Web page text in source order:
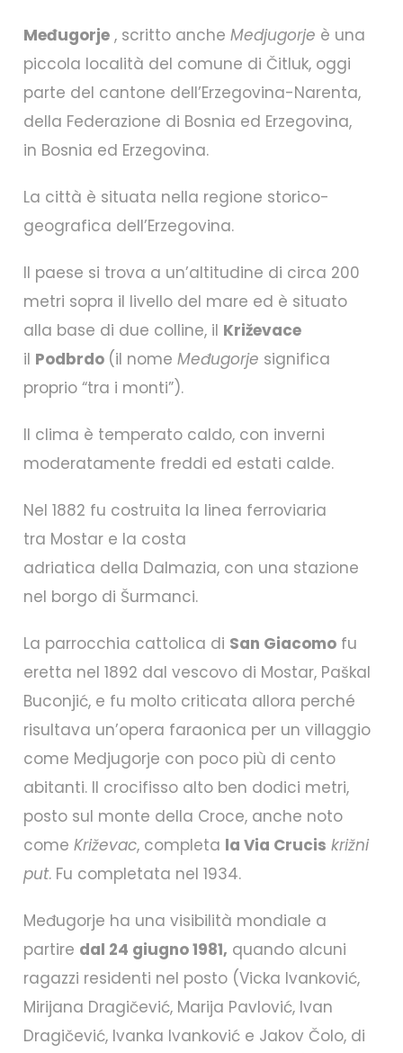
Međugorje , scritto anche Medjugorje è una
piccola località del comune di Čitluk, oggi
parte del cantone dell’Erzegovina-Narenta,
della Federazione di Bosnia ed Erzegovina,
in Bosnia ed Erzegovina.
La città è situata nella regione storico-
geografica dell’Erzegovina.
Il paese si trova a un’altitudine di circa 200
metri sopra il livello del mare ed è situato
alla base di due colline, il Križevace
il Podbrdo (il nome Međugorje significa
proprio “tra i monti”).
Il clima è temperato caldo, con inverni
moderatamente freddi ed estati calde.
Nel 1882 fu costruita la linea ferroviaria
tra Mostar e la costa
adriatica della Dalmazia, con una stazione
nel borgo di Šurmanci.
La parrocchia cattolica di San Giacomo fu
eretta nel 1892 dal vescovo di Mostar, Paškal
Buconjić, e fu molto criticata allora perché
risultava un’opera faraonica per un villaggio
come Medjugorje con poco più di cento
abitanti. Il crocifisso alto ben dodici metri,
posto sul monte della Croce, anche noto
come Križevac, completa la Via Crucis križni
put. Fu completata nel 1934.
Međugorje ha una visibilità mondiale a
partire dal 24 giugno 1981, quando alcuni
ragazzi residenti nel posto (Vicka Ivanković,
Mirijana Dragičević, Marija Pavlović, Ivan
Dragičević, Ivanka Ivanković e Jakov Čolo, di